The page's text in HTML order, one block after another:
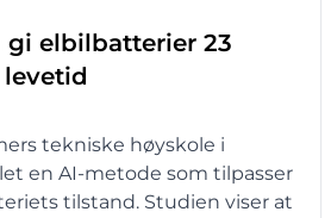
elbilbatterier 23
tekniske høyskole i
en AI-metode som tilpasser
tilstand. Studien viser at